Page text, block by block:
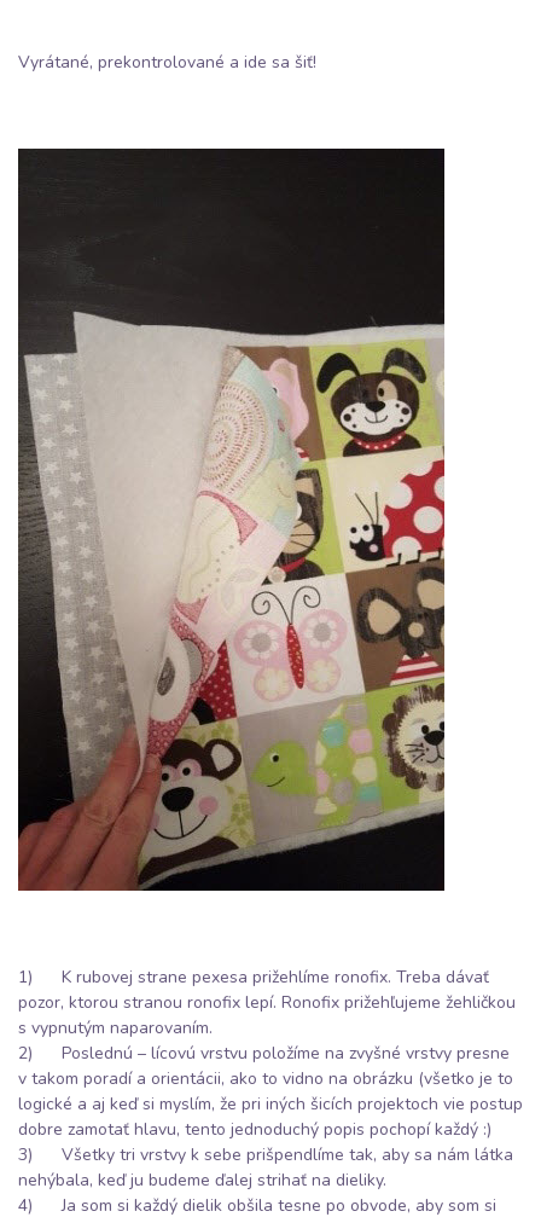
Vyrátané, prekontrolované a ide sa šiť!
1) K rubovej strane pexesa prižehlíme ronofix. Treba dávať
pozor, ktorou stranou ronofix lepí. Ronofix prižehľujeme žehličkou
s vypnutým naparovaním.
2) Poslednú – lícovú vrstvu položíme na zvyšné vrstvy presne
v takom poradí a orientácii, ako to vidno na obrázku (všetko je to
logické a aj keď si myslím, že pri iných šicích projektoch vie postup
dobre zamotať hlavu, tento jednoduchý popis pochopí každý :)
3) Všetky tri vrstvy k sebe prišpendlíme tak, aby sa nám látka
nehýbala, keď ju budeme ďalej strihať na dieliky.
4) Ja som si každý dielik obšila tesne po obvode, aby som si